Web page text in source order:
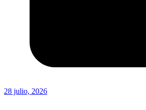
28 julio, 2026